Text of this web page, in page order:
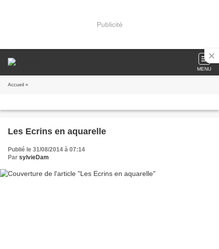
Publicité
MENU
Accueil »
Les Ecrins en aquarelle
Publié le 31/08/2014 à 07:14
Par sylvieDam